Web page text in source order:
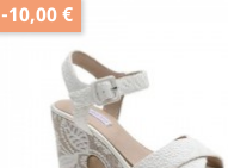
-10,00 €